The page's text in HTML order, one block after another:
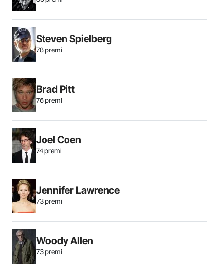
Steven Spielberg
78 premi
Brad Pitt
76 premi
Joel Coen
74 premi
Jennifer Lawrence
73 premi
Woody Allen
73 premi